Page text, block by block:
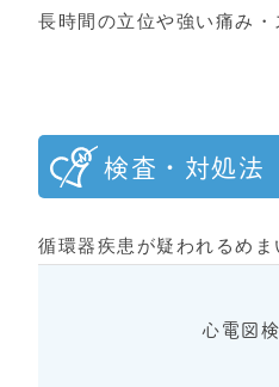
長時間の立位や強い痛み
検査・対処法
循環器疾患が疑われるめ
心電図